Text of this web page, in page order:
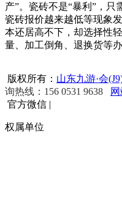
产”。瓷砖不是“暴利”，只
瓷砖报价越来越低等现象
本还居高不下，却选择性
量、加工倒角、退换货等办
版权所有： 山东九游·会
询热线：156 0531 9638
官方微信 |
权属单位